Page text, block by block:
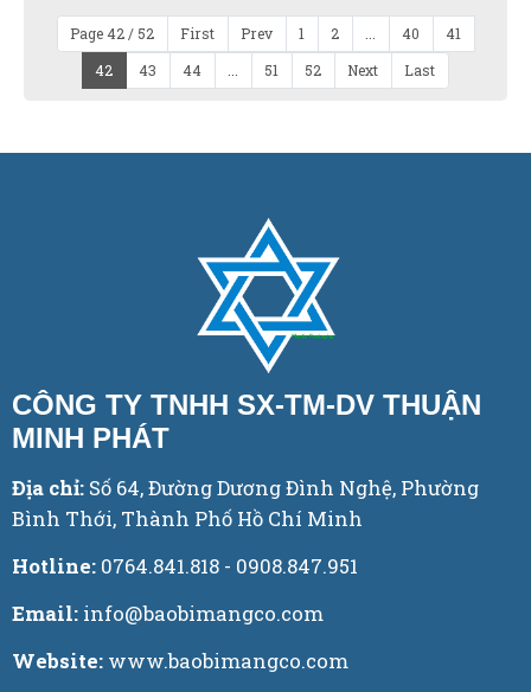
Page 42 / 52 First Prev 1 2 40
41
42
43 44 51 52 Next Last
CÔNG TY TNHH SX-TM-DV THUẬN
MINH PHÁT
Địa chỉ: Số 64, Đường Dương Đình Nghệ, Phường
Bình Thới, Thành Phố Hồ Chí Minh
Hotline: 0764.841.818 - 0908.847.951
Email: info@baobimangco.com
Website: www.baobimangco.com